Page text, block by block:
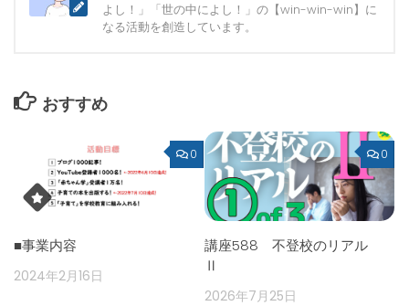
よし！」「世の中によし！」の【win-win-win】に
なる活動を創造しています。
おすすめ
0
■事業内容
2024年2月16日
0
講座588 不登校のリアル
Ⅱ
2026年7月25日